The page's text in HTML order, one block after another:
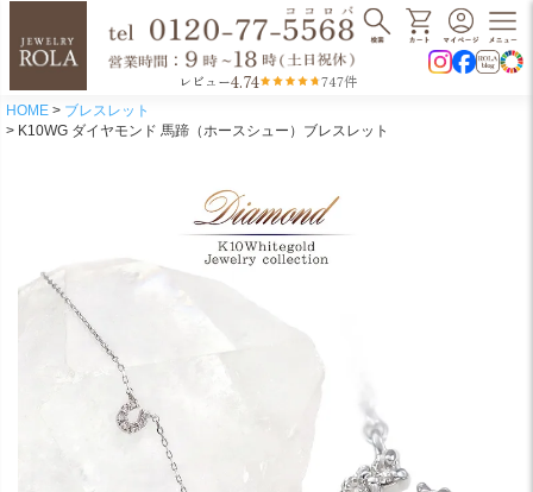
レビュー4.74 747件
HOME
ブレスレット
K10WG ダイヤモンド 馬蹄（ホースシュー）ブレスレット